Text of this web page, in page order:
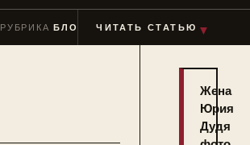
РУБРИКАБЛОГЕРЫ ЧТЕНИЕ≈ 4 МИН
ЧИТАТЬ СТАТЬЮ ▼
Жена
Юрия
Дудя